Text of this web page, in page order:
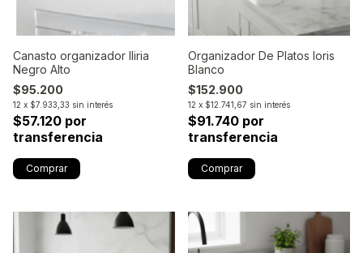
Canasto organizador Iliria
Negro Alto
$95.200
12 x $7.933,33 sin interés
$57.120 por
transferencia
Organizador De Platos Ioris
Blanco
$152.900
12 x $12.741,67 sin interés
$91.740 por
transferencia